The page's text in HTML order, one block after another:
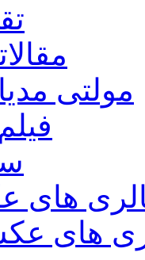
مقالات
مولتی مدیا
های
های